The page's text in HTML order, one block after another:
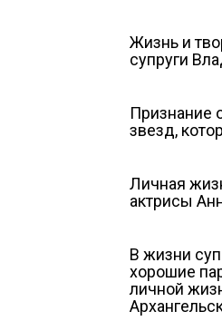
Жизнь и
супруги
Признание
звезд,
Личная
актрисы
В жизни
хорошие
личной